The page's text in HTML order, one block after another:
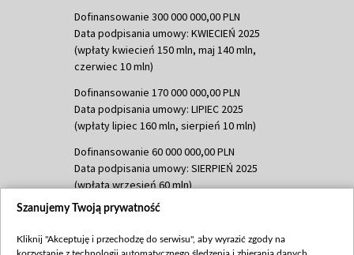
Dofinansowanie 300 000 000,00 PLN
Data podpisania umowy: KWIECIEŃ 2025
(wpłaty kwiecień 150 mln, maj 140 mln,
czerwiec 10 mln)
Dofinansowanie 170 000 000,00 PLN
Data podpisania umowy: LIPIEC 2025
(wpłaty lipiec 160 mln, sierpień 10 mln)
Dofinansowanie 60 000 000,00 PLN
Data podpisania umowy: SIERPIEŃ 2025
(wpłata wrzesień 60 mln)
Dofinansowanie 635 783 051,21 PLN
(wpłata wrzesień 100 mln, październik 350
Szanujemy Twoją prywatność
Kliknij "Akceptuję i przechodzę do serwisu", aby wyrazić zgody na